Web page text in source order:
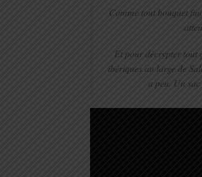
Comme tout bouquet
Et pour décrypter tout
ibériques au large de
a peu. Un